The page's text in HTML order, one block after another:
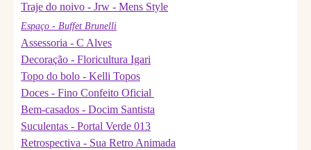
Traje do noivo - Jrw - Mens Style
Espaço - Buffet Brunelli
Assessoria - C Alves
Decoração - Floricultura Igari
Topo do bolo - Kelli Topos
Doces - Fino Confeito Oficial
Bem-casados - Docim Santista
Suculentas - Portal Verde 013
Retrospectiva - Sua Retro Animada